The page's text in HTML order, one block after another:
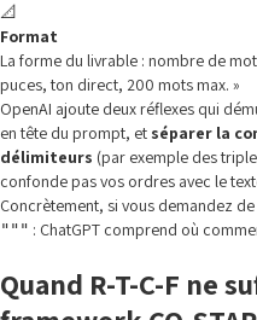
📐
Format
La forme du livrable : nombre de
puces, ton direct, 200 mots max. »
OpenAI ajoute deux réflexes qui
en tête du prompt, et séparer la
délimiteurs (par exemple des
confonde pas vos ordres avec le
Concrètement, si vous demandez
""" : ChatGPT comprend où
Quand R-T-C-F ne